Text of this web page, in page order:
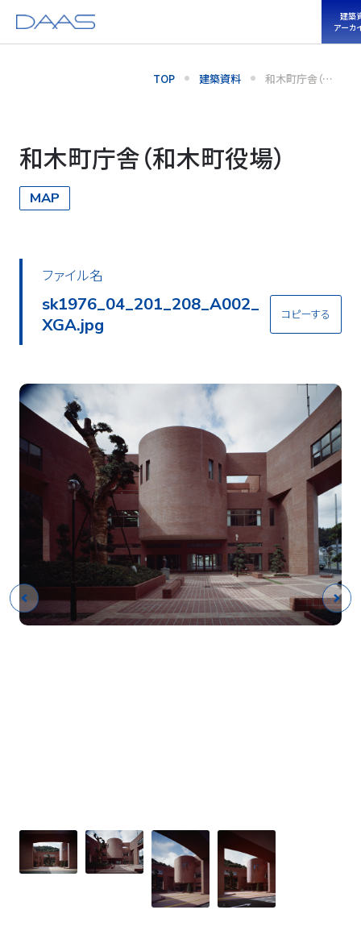
建築
アーカ
TOP 建築資料 和木町庁舎（和
木町役場）
和木町庁舎（和木町役場）
MAP
ファイル名
sk1976_04_201_208_A002_
XGA.jpg
コピーする